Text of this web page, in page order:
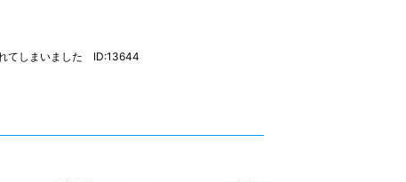
れてしまいました ID:13644